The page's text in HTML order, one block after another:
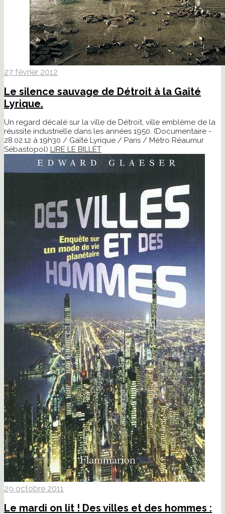
27 février 2012
Le silence sauvage de Détroit à la Gaîté
Lyrique.
Un regard décalé sur la ville de Détroit, ville emblème de la
réussite industrielle dans les années 1950. (Documentaire -
28.02.12 à 19h30 / Gaîté Lyrique / Paris / Métro Réaumur
Sébastopol) LIRE LE BILLET
29 octobre 2011
Le mardi on lit ! Des villes et des hommes :